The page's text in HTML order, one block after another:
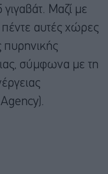
γιγαβάτ. Μαζί με
αυτές χώρες
πυρηνικής
σύμφωνα με τη